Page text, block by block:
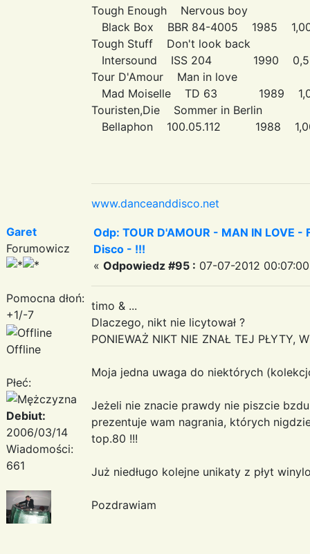
Tough Enough Nervous boy
Black Box BBR 84-4005 1985
Tough Stuff Don't look back
Intersound ISS 204 1990
Tour D'Amour Man in love
Mad Moiselle TD 63 1989
Touristen,Die Sommer in Berlin
Bellaphon 100.05.112 1988
www.danceanddisco.net
Garet
Forumowicz
Pomocna dłoń:
+1/-7
Offline
Płeć:
Debiut:
2006/03/14
Wiadomości:
661
Odp: TOUR D'AMOUR - MAN IN LOVE
Disco - !!!
« Odpowiedz #95 : 07-07-2012
timo & ...
Dlaczego, nikt nie licytował ?
PONIEWAŻ NIKT NIE ZNAŁ TEJ PŁYTY,
Moja jedna uwaga do niektórych
Jeżeli nie znacie prawdy nie piszcie
prezentuje wam nagrania, których
top.80 !!!
Już niedługo kolejne unikaty z płyt
Pozdrawiam